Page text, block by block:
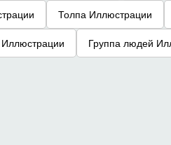
Толпа Иллюстрации
Группа людей